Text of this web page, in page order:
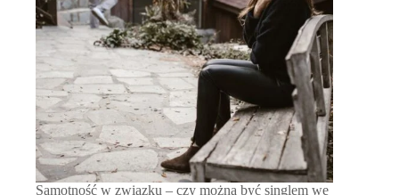
Samotność w związku – czy można być singlem we